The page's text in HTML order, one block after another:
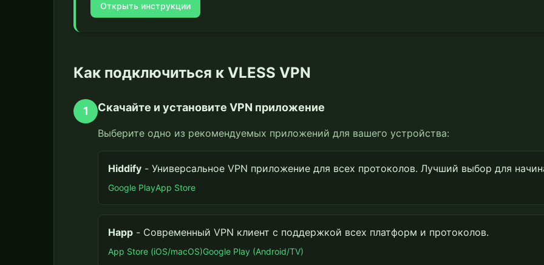
Открыть инструкции
Как подключиться к VLESS VPN
1 Скачайте и установите VPN приложение
Выберите одно из рекомендуемых приложений для вашего устройства:
Hiddify - Универсальное VPN приложение для всех протоколов. Лучший выбор для
Google PlayApp Store
Happ - Современный VPN клиент с поддержкой всех платформ и протоколов.
App Store (iOS/macOS)Google Play (Android/TV)